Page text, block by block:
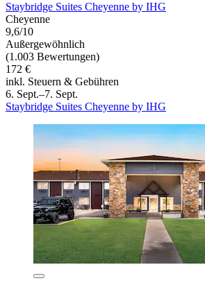
Staybridge Suites Cheyenne by IHG
Cheyenne
9,6/10
Außergewöhnlich
(1.003 Bewertungen)
172 €
inkl. Steuern & Gebühren
6. Sept.–7. Sept.
Staybridge Suites Cheyenne by IHG